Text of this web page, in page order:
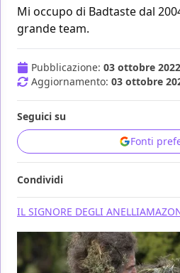
Mi occupo di Badtaste dal
grande team.
Pubblicazione: 03 ottobre
Aggiornamento: 03 ottobre
Seguici su
Fonti
Condividi
IL SIGNORE DEGLI ANELLI